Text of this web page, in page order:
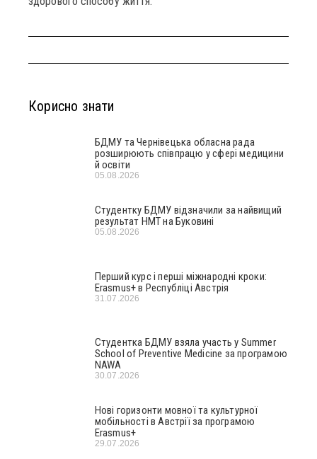
Корисно знати
БДМУ та Чернівецька обласна рада
розширюють співпрацю у сфері медицини
й освіти
05.08.2026
Студентку БДМУ відзначили за найвищий
результат НМТ на Буковині
05.08.2026
Перший курс і перші міжнародні кроки:
Erasmus+ в Республіці Австрія
31.07.2026
Студентка БДМУ взяла участь у Summer
School of Preventive Medicine за програмою
NAWA
30.07.2026
Нові горизонти мовної та культурної
мобільності в Австрії за програмою
Erasmus+
29.07.2026